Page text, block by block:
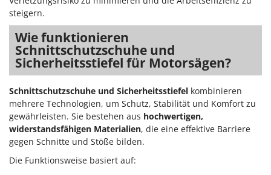
steigern.
Wie funktionieren
Schnittschutzschuhe und
Sicherheitsstiefel für Motorsägen?
Schnittschutzschuhe und Sicherheitsstiefel kombinieren
mehrere Technologien, um Schutz, Stabilität und Komfort zu
gewährleisten. Sie bestehen aus hochwertigen,
widerstandsfähigen Materialien, die eine effektive Barriere
gegen Schnitte und Stöße bilden.
Die Funktionsweise basiert auf: